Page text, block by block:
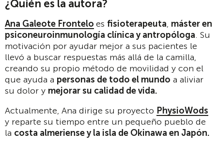
¿Quién es la autora?
Ana Galeote Frontelo es fisioterapeuta, máster en
psiconeuroinmunología clínica y antropóloga. Su
motivación por ayudar mejor a sus pacientes le
llevó a buscar respuestas más allá de la camilla,
creando su propio método de movilidad y con el
que ayuda a personas de todo el mundo a aliviar
su dolor y mejorar su calidad de vida.
Actualmente, Ana dirige su proyecto PhysioWods
y reparte su tiempo entre un pequeño pueblo de
la costa almeriense y la isla de Okinawa en Japón.